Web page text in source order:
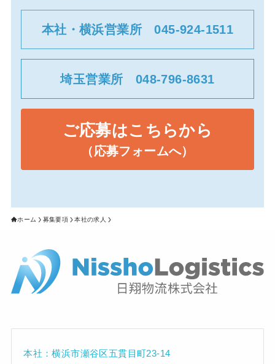
本社・横浜営業所 045-924-1511
埼玉営業所 048-796-8631
ご応募はこちらから
（応募フォームへ）
ホーム 募集要項 本社の求人
本社：横浜市瀬谷区五貫目町23-14